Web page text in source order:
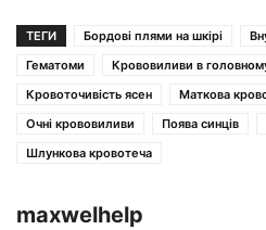
ТЕГИ Бордові плями на шкірі
Гематоми
Крововиливи в
Кровоточивість ясен
Маткова
Очні крововиливи
Поява синців
Шлункова кровотеча
maxwelhelp